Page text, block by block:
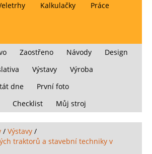
Kalkulačky Práce
Zaostřeno Návody
Design
Výstavy
Výroba
dne
První foto
Checklist Můj stroj
/ Výstavy /
traktorů a stavební techniky v